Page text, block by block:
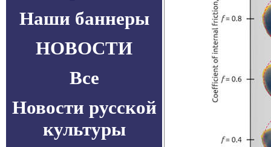
Наши баннеры
НОВОСТИ
Все
Новости русской
культуры